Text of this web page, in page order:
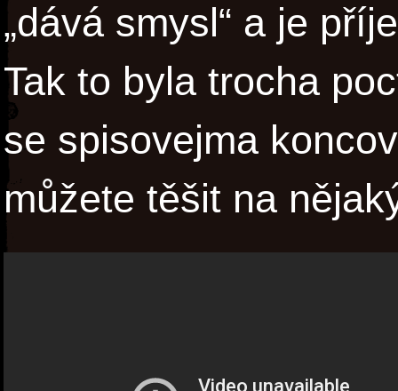
„dává smysl“ a je
Tak to byla trocha
se spisovejma
můžete těšit na